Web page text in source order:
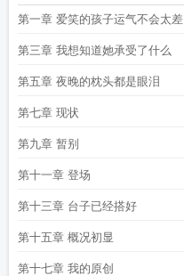
第一章 爱笑的孩子运气不会太差
第三章 我想知道她承受了什么
第五章 夜晚的枕头都是眼泪
第七章 现状
第九章 暂别
第十一章 登场
第十三章 台子已经搭好
第十五章 概况初显
第十七章 我的原创